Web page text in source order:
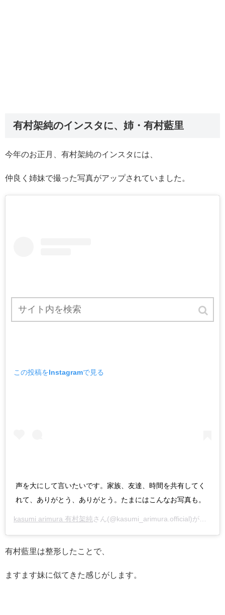
有村架純のインスタに、姉・有村藍里
今年のお正月、有村架純のインスタには、
仲良く姉妹で撮った写真がアップされていました。
この投稿をInstagramで見る
声を大にして言いたいです。家族、友達、時間を共有してく
れて、ありがとう、ありがとう。たまにはこんなお写真も。
kasumi arimura 有村架純さん(@kasumi_arimura.official)がシェアした投稿 –
有村藍里は整形したことで、
ますます妹に似てきた感じがします。